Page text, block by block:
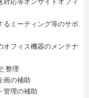
るミーティング等のサポ
オフィス機器のメンテナ
整理
画の補助
管理の補助